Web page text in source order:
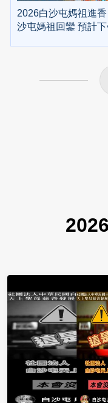
2026白沙屯媽祖進香
沙屯媽祖回鑾 預計下午